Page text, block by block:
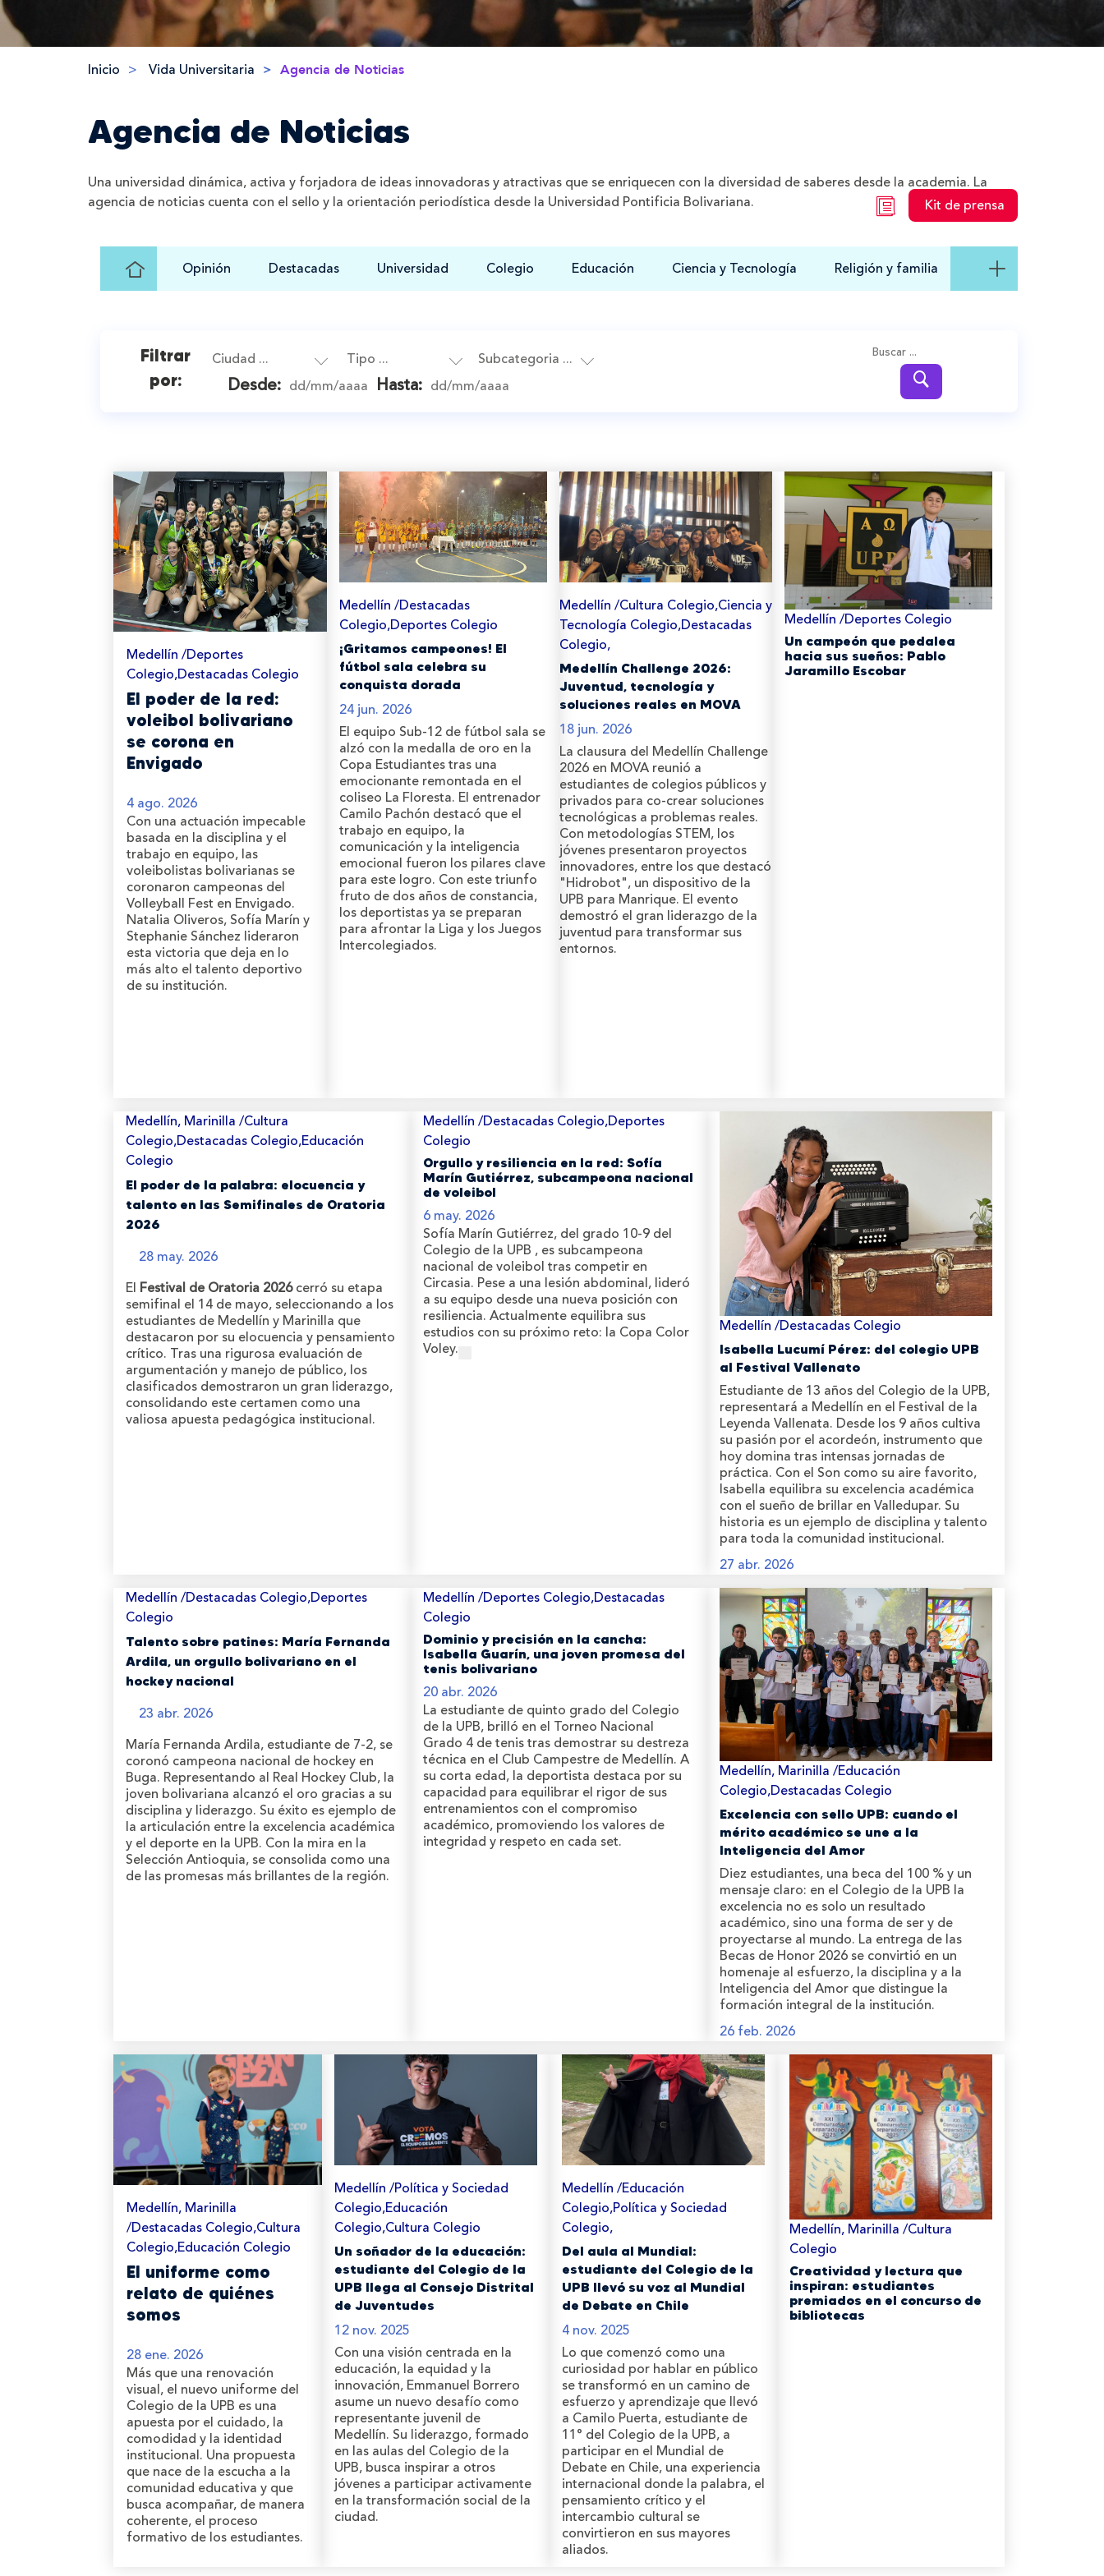
Inicio Vida Universitaria Agencia de Noticias
Agencia de Noticias
Una universidad dinámica, activa y forjadora de ideas innovadoras y atractivas que se enriquecen con la diversidad de saberes desde la academia. La
agencia de noticias cuenta con el sello y la orientación periodística desde la Universidad Pontificia Bolivariana.
Kit de prensa
Ir
al
Opinión Destacadas Universidad Colegio Educación Ciencia y Tecnología Religión y familia
Filtrar
por:
Ciudad ... Tipo ... Subcategoria ...
Desde: Hasta:
Buscar
Medellín /Deportes
Colegio,Destacadas Colegio
El poder de la red:
voleibol bolivariano
se corona en
Envigado
4 ago. 2026
Con una actuación impecable
basada en la disciplina y el
trabajo en equipo, las
voleibolistas bolivarianas se
coronaron campeonas del
Volleyball Fest en Envigado.
Natalia Oliveros, Sofía Marín y
Stephanie Sánchez lideraron
esta victoria que deja en lo
más alto el talento deportivo
de su institución.
Medellín /Destacadas
Colegio,Deportes Colegio
¡Gritamos campeones! El
fútbol sala celebra su
conquista dorada
24 jun. 2026
El equipo Sub-12 de fútbol sala se
alzó con la medalla de oro en la
Copa Estudiantes tras una
emocionante remontada en el
coliseo La Floresta. El entrenador
Camilo Pachón destacó que el
trabajo en equipo, la
comunicación y la inteligencia
emocional fueron los pilares clave
para este logro. Con este triunfo
fruto de dos años de constancia,
los deportistas ya se preparan
para afrontar la Liga y los Juegos
Intercolegiados.
Medellín /Cultura Colegio,Ciencia y
Tecnología Colegio,Destacadas
Colegio,
Medellín Challenge 2026:
Juventud, tecnología y
soluciones reales en MOVA
18 jun. 2026
La clausura del Medellín Challenge
2026 en MOVA reunió a
estudiantes de colegios públicos y
privados para co-crear soluciones
tecnológicas a problemas reales.
Con metodologías STEM, los
jóvenes presentaron proyectos
innovadores, entre los que destacó
"Hidrobot", un dispositivo de la
UPB para Manrique. El evento
demostró el gran liderazgo de la
juventud para transformar sus
entornos.
Medellín /Deportes Colegio
Un campeón que pedalea
hacia sus sueños: Pablo
Jaramillo Escobar
Medellín, Marinilla /Cultura
Colegio,Destacadas Colegio,Educación
Colegio
El poder de la palabra: elocuencia y
talento en las Semifinales de Oratoria
2026
28 may. 2026
El Festival de Oratoria 2026cerró su etapa
semifinal el 14 de mayo, seleccionando a los
estudiantes de Medellín y Marinilla que
destacaron por su elocuencia y pensamiento
crítico. Tras una rigurosa evaluación de
argumentación y manejo de público, los
clasificados demostraron un gran liderazgo,
consolidando este certamen como una
valiosa apuesta pedagógica institucional.
Medellín /Destacadas Colegio,Deportes
Colegio
Orgullo y resiliencia en la red: Sofía
Marín Gutiérrez, subcampeona nacional
de voleibol
6 may. 2026
Sofía Marín Gutiérrez, del grado 10-9 del
Colegio de la UPB , es subcampeona
nacional de voleibol tras competir en
Circasia. Pese a una lesión abdominal, lideró
a su equipo desde una nueva posición con
resiliencia. Actualmente equilibra sus
estudios con su próximo reto: la Copa Color
Voley.
Medellín /Destacadas Colegio
Isabella Lucumí Pérez: del colegio UPB
al Festival Vallenato
Estudiante de 13 años del Colegio de la UPB,
representará a Medellín en el Festival de la
Leyenda Vallenata. Desde los 9 años cultiva
su pasión por el acordeón, instrumento que
hoy domina tras intensas jornadas de
práctica. Con el Son como su aire favorito,
Isabella equilibra su excelencia académica
con el sueño de brillar en Valledupar. Su
historia es un ejemplo de disciplina y talento
para toda la comunidad institucional.
27 abr. 2026
Medellín /Destacadas Colegio,Deportes
Colegio
Talento sobre patines: María Fernanda
Ardila, un orgullo bolivariano en el
hockey nacional
23 abr. 2026
María Fernanda Ardila, estudiante de 7-2, se
coronó campeona nacional de hockey en
Buga. Representando al Real Hockey Club, la
joven bolivariana alcanzó el oro gracias a su
disciplina y liderazgo. Su éxito es ejemplo de
la articulación entre la excelencia académica
y el deporte en la UPB. Con la mira en la
Selección Antioquia, se consolida como una
de las promesas más brillantes de la región.
Medellín /Deportes Colegio,Destacadas
Colegio
Dominio y precisión en la cancha:
Isabella Guarín, una joven promesa del
tenis bolivariano
20 abr. 2026
La estudiante de quinto grado del Colegio
de la UPB, brilló en el Torneo Nacional
Grado 4 de tenis tras demostrar su destreza
técnica en el Club Campestre de Medellín. A
su corta edad, la deportista destaca por su
capacidad para equilibrar el rigor de sus
entrenamientos con el compromiso
académico, promoviendo los valores de
integridad y respeto en cada set.
Medellín, Marinilla /Educación
Colegio,Destacadas Colegio
Excelencia con sello UPB: cuando el
mérito académico se une a la
Inteligencia del Amor
Diez estudiantes, una beca del 100 % y un
mensaje claro: en el Colegio de la UPB la
excelencia no es solo un resultado
académico, sino una forma de ser y de
proyectarse al mundo. La entrega de las
Becas de Honor 2026 se convirtió en un
homenaje al esfuerzo, la disciplina y a la
Inteligencia del Amor que distingue la
formación integral de la institución.
26 feb. 2026
Medellín, Marinilla
/Destacadas Colegio,Cultura
Colegio,Educación Colegio
El uniforme como
relato de quiénes
somos
28 ene. 2026
Más que una renovación
visual, el nuevo uniforme del
Colegio de la UPB es una
apuesta por el cuidado, la
comodidad y la identidad
institucional. Una propuesta
que nace de la escucha a la
comunidad educativa y que
busca acompañar, de manera
coherente, el proceso
formativo de los estudiantes.
Medellín /Política y Sociedad
Colegio,Educación
Colegio,Cultura Colegio
Un soñador de la educación:
estudiante del Colegio de la
UPB llega al Consejo Distrital
de Juventudes
12 nov. 2025
Con una visión centrada en la
educación, la equidad y la
innovación, Emmanuel Borrero
asume un nuevo desafío como
representante juvenil de
Medellín. Su liderazgo, formado
en las aulas del Colegio de la
UPB, busca inspirar a otros
jóvenes a participar activamente
en la transformación social de la
ciudad.
Medellín /Educación
Colegio,Política y Sociedad
Colegio,
Del aula al Mundial:
estudiante del Colegio de la
UPB llevó su voz al Mundial
de Debate en Chile
4 nov. 2025
Lo que comenzó como una
curiosidad por hablar en público
se transformó en un camino de
esfuerzo y aprendizaje que llevó
a Camilo Puerta, estudiante de
11° del Colegio de la UPB, a
participar en el Mundial de
Debate en Chile, una experiencia
internacional donde la palabra, el
pensamiento crítico y el
intercambio cultural se
convirtieron en sus mayores
aliados.
Medellín, Marinilla /Cultura
Colegio
Creatividad y lectura que
inspiran: estudiantes
premiados en el concurso de
bibliotecas